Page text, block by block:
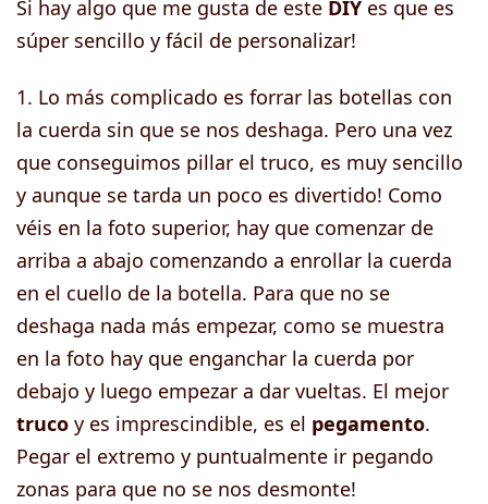
Si hay algo que me gusta de este DIY es que es
súper sencillo y fácil de personalizar!
1. Lo más complicado es forrar las botellas con
la cuerda sin que se nos deshaga. Pero una vez
que conseguimos pillar el truco, es muy sencillo
y aunque se tarda un poco es divertido! Como
véis en la foto superior, hay que comenzar de
arriba a abajo comenzando a enrollar la cuerda
en el cuello de la botella. Para que no se
deshaga nada más empezar, como se muestra
en la foto hay que enganchar la cuerda por
debajo y luego empezar a dar vueltas. El mejor
truco y es imprescindible, es el pegamento.
Pegar el extremo y puntualmente ir pegando
zonas para que no se nos desmonte!